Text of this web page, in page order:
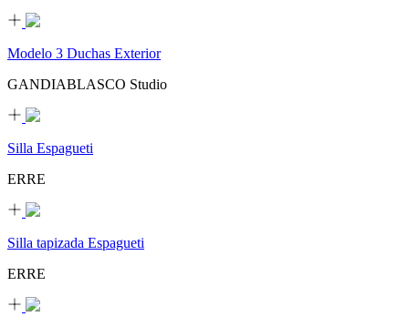
Modelo 3 Duchas Exterior
GANDIABLASCO Studio
Silla Espagueti
ERRE
Silla tapizada Espagueti
ERRE